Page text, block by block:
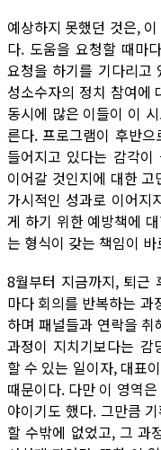
예상하지 못했던 것은,
다. 도움을 요청할 때마
요청을 하기를 기다리고
성소수자의 정치 참여에
동시에 많은 이들이 이
른다. 프로그램이 후반
들어지고 있다는 감각이
이어갈 것인지에 대한
가시적인 성과로 이어지
게 하기 위한 예방책에
는 형식이 갖는 책임이
8월부터 지금까지, 퇴근
마다 회의를 반복하는 과
하며 패널들과 연락을
과정이 지치기보다는 감
할 수 있는 일이자, 대표
때문이다. 다만 이 영역
야이기도 했다. 그만큼
할 수밖에 없었고, 그 과